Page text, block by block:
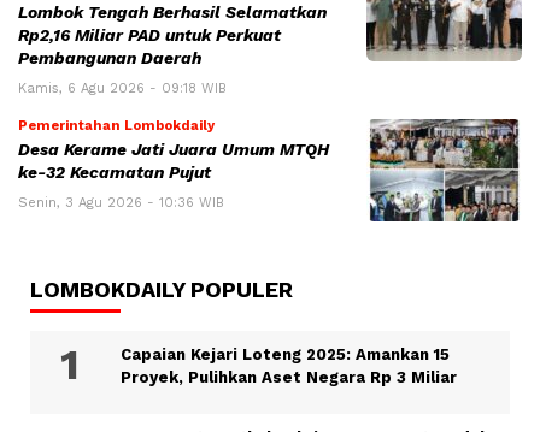
Lombok Tengah Berhasil Selamatkan
Rp2,16 Miliar PAD untuk Perkuat
Pembangunan Daerah
Kamis, 6 Agu 2026 - 09:18 WIB
Pemerintahan Lombokdaily
Desa Kerame Jati Juara Umum MTQH
ke-32 Kecamatan Pujut
Senin, 3 Agu 2026 - 10:36 WIB
LOMBOKDAILY POPULER
Capaian Kejari Loteng 2025: Amankan 15
Proyek, Pulihkan Aset Negara Rp 3 Miliar